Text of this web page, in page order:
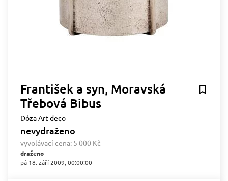
František a syn, Moravská
Třebová Bibus
Dóza Art deco
nevydraženo
vyvolávací cena: 5 000 Kč
draženo
pá 18. září 2009, 00:00:00